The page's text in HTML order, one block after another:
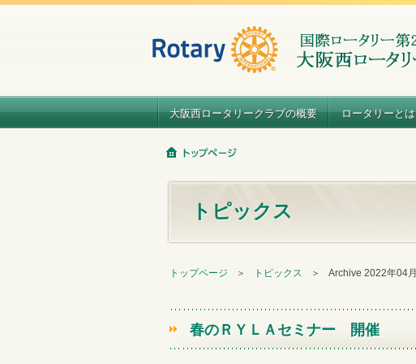
大阪西ロータリークラブの概要 ロータリーとは
トピックス
トップページ ＞ トピックス ＞ Archive 2022年04月
春のＲＹＬＡセミナー 開催